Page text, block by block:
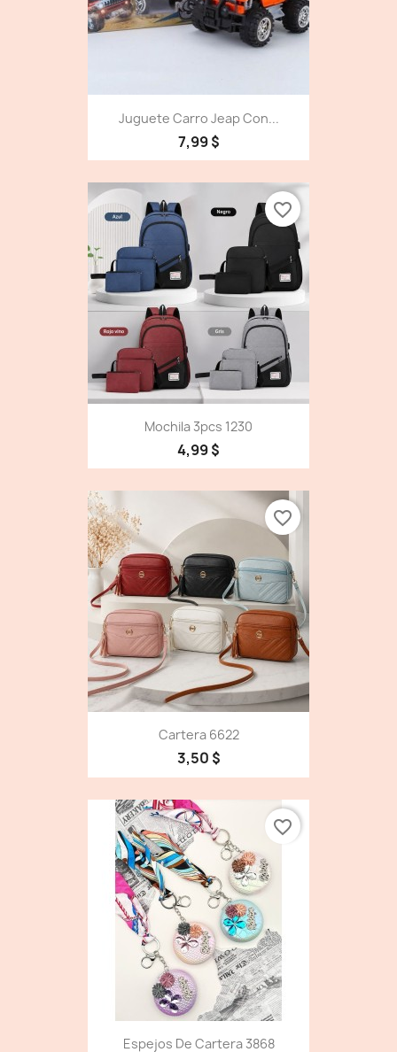
Juguete Carro Jeap Con...
7,99 $
Mochila 3pcs 1230
4,99 $
favorite_border
Cartera 6622
3,50 $
favorite_border
Espejos De Cartera 3868
favorite_border